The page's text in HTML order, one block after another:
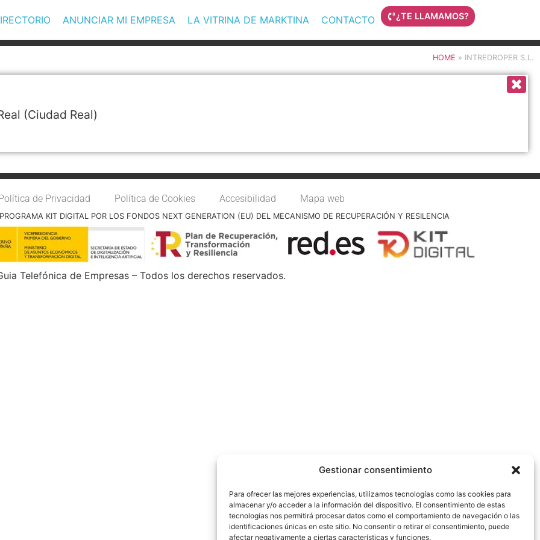
Gestionar consentimiento
Para ofrecer las mejores experiencias, utilizamos tecnologías como las cookies para
almacenar y/o acceder a la información del dispositivo. El consentimiento de estas
tecnologías nos permitirá procesar datos como el comportamiento de navegación o las
identificaciones únicas en este sitio. No consentir o retirar el consentimiento, puede
afectar negativamente a ciertas características y funciones.
ANUNCIAR MI EMPRESA LA VITRINA DE MARKTINA CONTACTO ¿TE LLAMAMOS?
HOME » INTREDROPER S.L.
(Ciudad Real)
de Privacidad Política de Cookies Accesibilidad Mapa web
KIT DIGITAL POR LOS FONDOS NEXT GENERATION (EU) DEL MECANISMO DE RECUPERACIÓN Y RESILENCIA
Telefónica de Empresas – Todos los derechos reservados.